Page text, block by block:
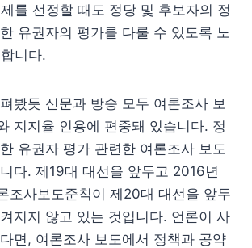
를 선정할 때도 정당 및 후보자의 정
유권자의 평가를 다룰 수 있도록 노
니다.
봤듯 신문과 방송 모두 여론조사 보
지지율 인용에 편중돼 있습니다. 정
유권자 평가 관련한 여론조사 보도
다. 제19대 대선을 앞두고 2016년
조사보도준칙이 제20대 대선을 앞두
지지 않고 있는 것입니다. 언론이 사
면, 여론조사 보도에서 정책과 공약